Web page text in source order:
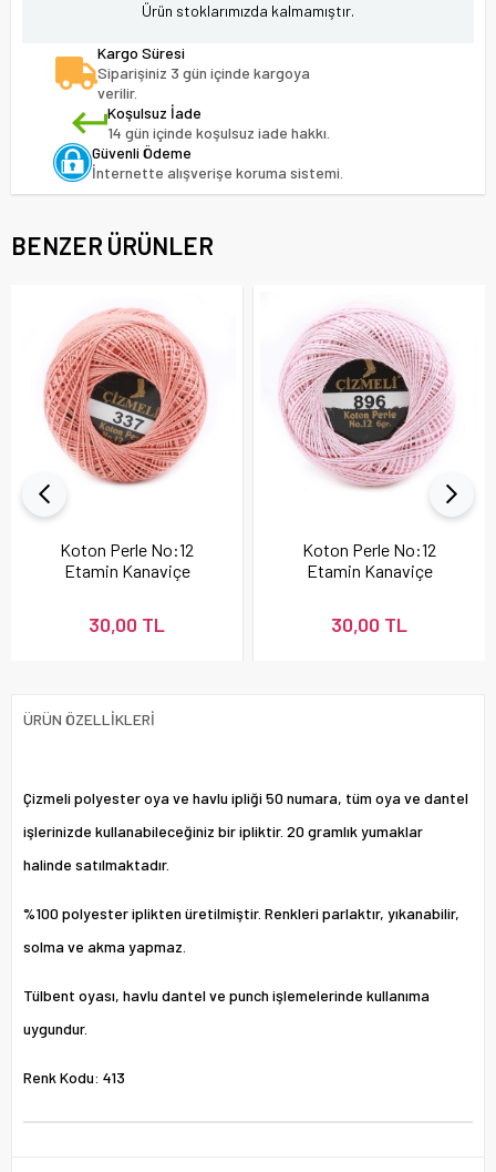
Ürün stoklarımızda kalmamıştır.
Kargo Süresi
Siparişiniz 3 gün içinde kargoya
verilir.
Koşulsuz İade
14 gün içinde koşulsuz iade hakkı.
Güvenli Ödeme
İnternette alışverişe koruma sistemi.
BENZER ÜRÜNLER
Koton Perle No:12
Etamin Kanaviçe
30,00 TL
Koton Perle No:12
Etamin Kanaviçe
30,00 TL
ÜRÜN ÖZELLIKLERI
Çizmeli polyester oya ve havlu ipliği 50 numara, tüm oya ve dantel
işlerinizde kullanabileceğiniz bir ipliktir. 20 gramlık yumaklar
halinde satılmaktadır.
%100 polyester iplikten üretilmiştir. Renkleri parlaktır, yıkanabilir,
solma ve akma yapmaz.
Tülbent oyası, havlu dantel ve punch işlemelerinde kullanıma
uygundur.
Renk Kodu: 413